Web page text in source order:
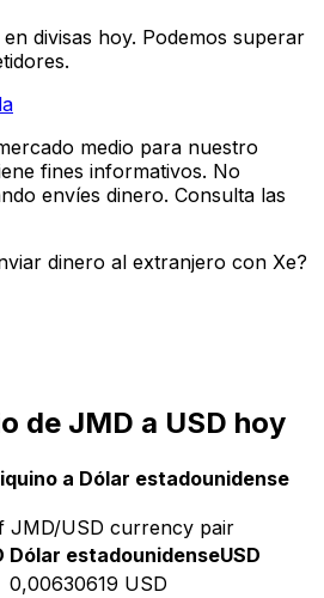
divisas hoy. Podemos superar
medio para nuestro
fines informativos. No
envíes dinero. Consulta las
dinero al extranjero con Xe?
de JMD a USD hoy
a Dólar estadounidense
JMD/USD currency pair
Dólar estadounidenseUSD
0,00630619 USD